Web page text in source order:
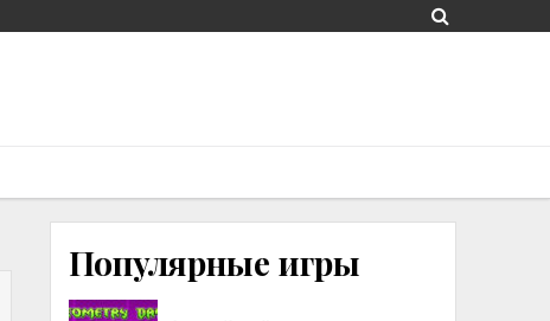
Популярные игры